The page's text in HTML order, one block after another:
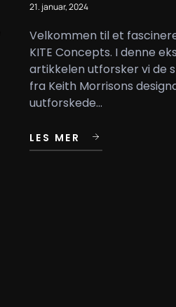
21. januar, 2024
Velkommen til et
KITE Concepts. I denne
artikkelen utforsker vi de
fra Keith Morrisons
uutforskede...
LES MER